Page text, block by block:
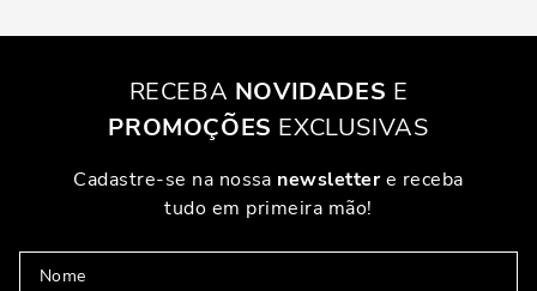
RECEBA NOVIDADES E
PROMOÇÕES EXCLUSIVAS
Cadastre-se na nossa newslettere receba
tudo em primeira mão!